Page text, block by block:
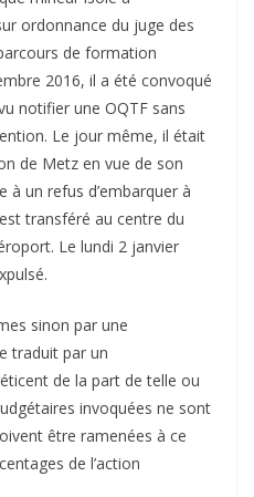
ordonnance du juge des
de formation
2016, il a été convoqué
notifier une OQTF sans
Le jour même, il était
de Metz en vue de son
à un refus d’embarquer à
transféré au centre du
Le lundi 2 janvier
sinon par une
traduit par un
de la part de telle ou
invoquées ne sont
être ramenées à ce
de l’action